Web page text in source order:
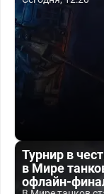
Турнир в
в Мире
офлайн-